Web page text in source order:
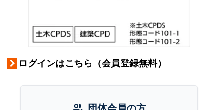
ログインはこちら（会員登録無料）